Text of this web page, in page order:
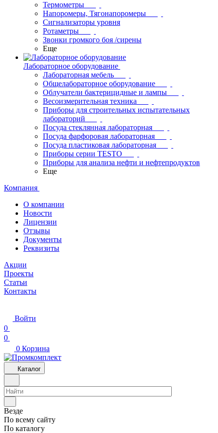
Термометры
Напоромеры, Тягонапоромеры
Сигнализаторы уровня
Ротаметры
Звонки громкого боя /сирены
Еще
Лабораторное оборудование
Лабораторная мебель
Общелабораторное оборудование
Облучатели бактерицидные и лампы
Весоизмерительная техника
Приборы для строительных испытательных
лабораторий
Посуда стеклянная лабораторная
Посуда фарфоровая лабораторная
Посуда пластиковая лабораторная
Приборы серии TESTO
Приборы для анализа нефти и нефтепродуктов
Еще
Компания
О компании
Новости
Лицензии
Отзывы
Документы
Реквизиты
Акции
Проекты
Статьи
Контакты
Войти
0
0
0 Корзина
Каталог
Везде
По всему сайту
По каталогу